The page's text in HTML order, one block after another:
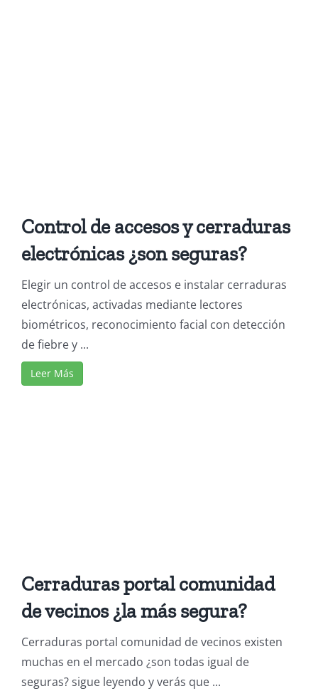
Control de accesos y cerraduras
electrónicas ¿son seguras?
Elegir un control de accesos e instalar cerraduras
electrónicas, activadas mediante lectores
biométricos, reconocimiento facial con detección
de fiebre y ...
Leer Más
Cerraduras portal comunidad
de vecinos ¿la más segura?
Cerraduras portal comunidad de vecinos existen
muchas en el mercado ¿son todas igual de
seguras? sigue leyendo y verás que ...